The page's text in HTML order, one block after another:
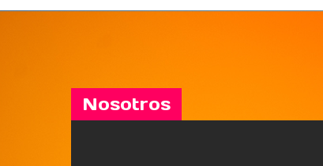
Nosotros